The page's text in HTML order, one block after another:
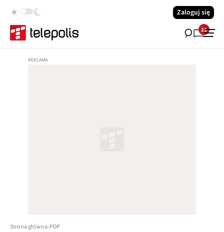
Zaloguj się
21
Strona główna PDP